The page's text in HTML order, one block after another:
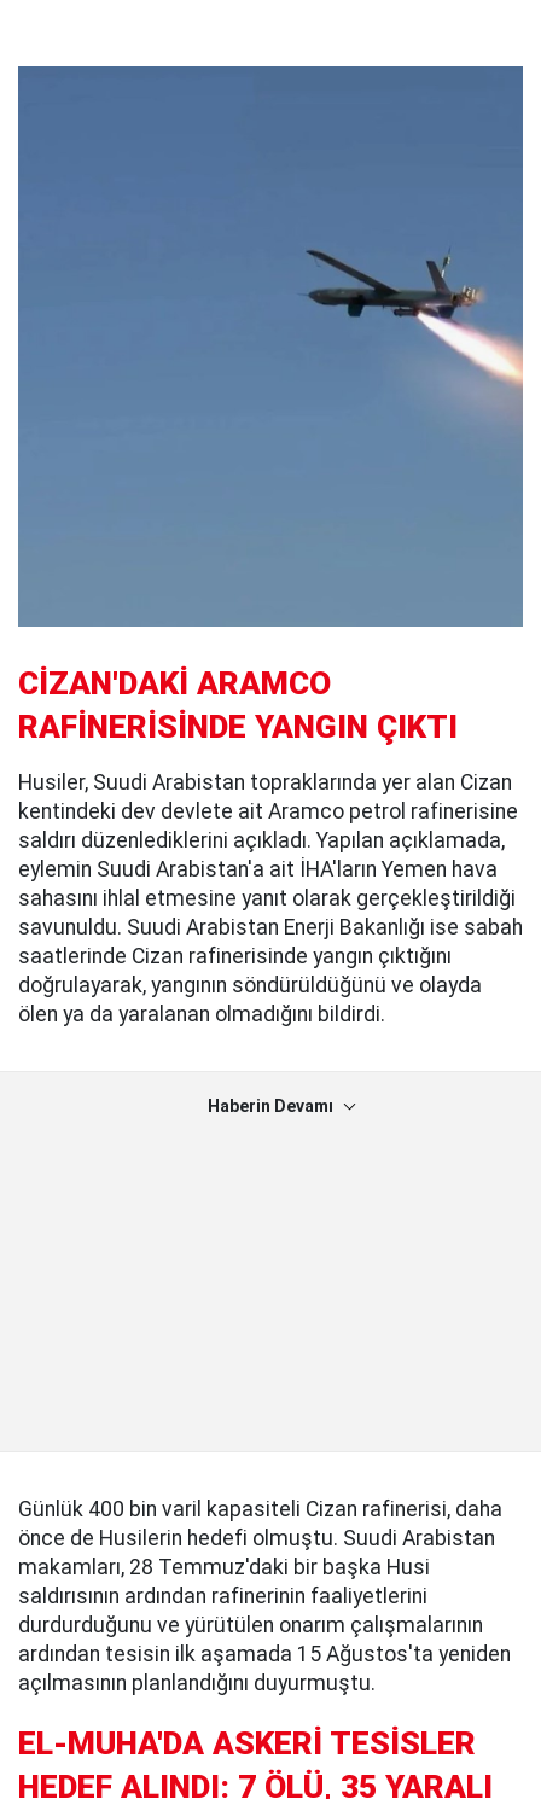
CİZAN'DAKİ ARAMCO
RAFİNERİSİNDE YANGIN ÇIKTI
Husiler, Suudi Arabistan topraklarında yer alan Cizan
kentindeki dev devlete ait Aramco petrol rafinerisine
saldırı düzenlediklerini açıkladı. Yapılan açıklamada,
eylemin Suudi Arabistan'a ait İHA'ların Yemen hava
sahasını ihlal etmesine yanıt olarak gerçekleştirildiği
savunuldu. Suudi Arabistan Enerji Bakanlığı ise sabah
saatlerinde Cizan rafinerisinde yangın çıktığını
doğrulayarak, yangının söndürüldüğünü ve olayda
ölen ya da yaralanan olmadığını bildirdi.
Haberin Devamı
Günlük 400 bin varil kapasiteli Cizan rafinerisi, daha
önce de Husilerin hedefi olmuştu. Suudi Arabistan
makamları, 28 Temmuz'daki bir başka Husi
saldırısının ardından rafinerinin faaliyetlerini
durdurduğunu ve yürütülen onarım çalışmalarının
ardından tesisin ilk aşamada 15 Ağustos'ta yeniden
açılmasının planlandığını duyurmuştu.
EL-MUHA'DA ASKERİ TESİSLER
HEDEF ALINDI: 7 ÖLÜ, 35 YARALI